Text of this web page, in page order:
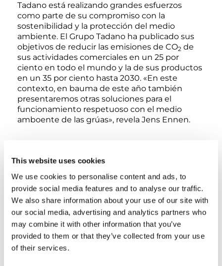
This website uses cookies
We use cookies to personalise content and ads, to
provide social media features and to analyse our traffic.
We also share information about your use of our site with
our social media, advertising and analytics partners who
may combine it with other information that you’ve
provided to them or that they’ve collected from your use
of their services.
Tadano está realizando grandes esfuerzos
como parte de su compromiso con la
sostenibilidad y la protección del medio
ambiente. El Grupo Tadano ha publicado sus
objetivos de reducir las emisiones de CO2 de
sus actividades comerciales en un 25 por
ciento en todo el mundo y la de sus productos
en un 35 por ciento hasta 2030. «En este
contexto, en bauma de este año también
presentaremos otras soluciones para el
funcionamiento respetuoso con el medio
amboente de las grúas», revela Jens Ennen.
objetivos se manifiesta también en el
desarrollo de productos y soluciones pioneras
en el ámbito de la sostenibilidad, en el deseo
constante de disponer de todas las soluciones
para satisfacer las crecientes necesidades de
nuestros clientes, así como para enfrentarse a
la rápida evolución de las normas
medioambientales en los distintos mercados
del mundo. Por ejemplo, Tadano ha anunciado
la primera grúa para terrenos irregulares